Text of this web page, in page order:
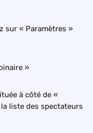
sur « Paramètres »
»
à côté de «
liste des spectateurs